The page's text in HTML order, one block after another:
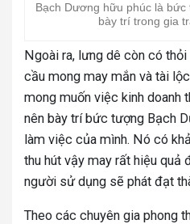
Bạch Dương hữu phúc là
bày trí trong gia
Ngoài ra, lưng dê còn có
cầu mong may mắn và tài
mong muốn việc kinh doanh
nên bày trí bức tượng Bạch
làm việc của mình. Nó có
thu hút vậy may rất hiệu quả
người sử dụng sẽ phát đạt
Theo các chuyên gia phong